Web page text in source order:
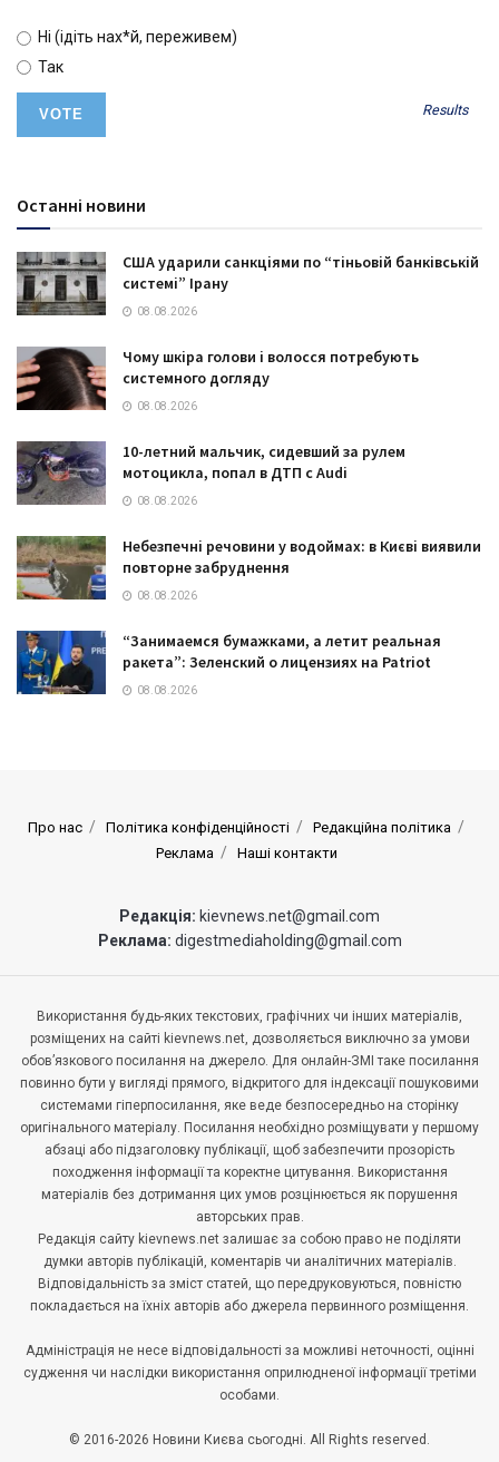
Ні (ідіть нах*й, переживем)
Так
Results
Останні новини
США ударили санкціями по “тіньовій банківській
системі” Ірану
08.08.2026
Чому шкіра голови і волосся потребують
системного догляду
08.08.2026
10-летний мальчик, сидевший за рулем
мотоцикла, попал в ДТП с Audi
08.08.2026
Небезпечні речовини у водоймах: в Києві виявили
повторне забруднення
08.08.2026
“Занимаемся бумажками, а летит реальная
ракета”: Зеленский о лицензиях на Patriot
08.08.2026
Про нас Політика конфіденційності
Редакційна політика
Реклама
Наші контакти
Редакція: kievnews.net@gmail.com
Реклама: digestmediaholding@gmail.com
Використання будь-яких текстових, графічних чи інших матеріалів,
розміщених на сайті kievnews.net, дозволяється виключно за умови
обов’язкового посилання на джерело. Для онлайн-ЗМІ таке посилання
повинно бути у вигляді прямого, відкритого для індексації пошуковими
системами гіперпосилання, яке веде безпосередньо на сторінку
оригінального матеріалу. Посилання необхідно розміщувати у першому
абзаці або підзаголовку публікації, щоб забезпечити прозорість
походження інформації та коректне цитування. Використання
матеріалів без дотримання цих умов розцінюється як порушення
авторських прав.
Редакція сайту kievnews.net залишає за собою право не поділяти
думки авторів публікацій, коментарів чи аналітичних матеріалів.
Відповідальність за зміст статей, що передруковуються, повністю
покладається на їхніх авторів або джерела первинного розміщення.
Адміністрація не несе відповідальності за можливі неточності, оцінні
судження чи наслідки використання оприлюдненої інформації третіми
особами.
© 2016-2026 Новини Києва сьогодні. All Rights reserved.